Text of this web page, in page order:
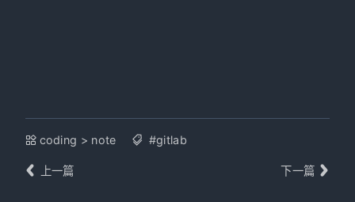
coding > note #gitlab
上一篇 下一篇